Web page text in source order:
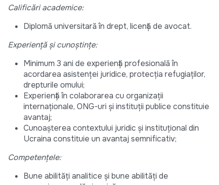
Calificări academice:
Diplomă universitară în drept, licență de avocat.
Experiență și cunoștințe:
Minimum 3 ani de experiență profesională în
acordarea asistenței juridice, protecția refugiaților,
drepturile omului;
Experiență în colaborarea cu organizații
internaționale, ONG-uri și instituții publice constituie
avantaj;
Cunoașterea contextului juridic și instituțional din
Ucraina constituie un avantaj semnificativ;
Competențele:
Bune abilități analitice și bune abilități de